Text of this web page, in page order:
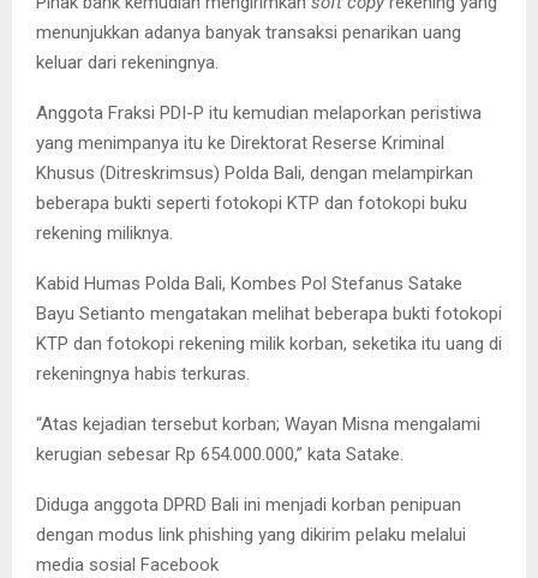
menunjukkan adanya banyak transaksi penarikan uang
keluar dari rekeningnya.
Anggota Fraksi PDI-P itu kemudian melaporkan peristiwa
yang menimpanya itu ke Direktorat Reserse Kriminal
Khusus (Ditreskrimsus) Polda Bali, dengan melampirkan
beberapa bukti seperti fotokopi KTP dan fotokopi buku
rekening miliknya.
Kabid Humas Polda Bali, Kombes Pol Stefanus Satake
Bayu Setianto mengatakan melihat beberapa bukti fotokopi
KTP dan fotokopi rekening milik korban, seketika itu uang di
rekeningnya habis terkuras.
“Atas kejadian tersebut korban; Wayan Misna mengalami
kerugian sebesar Rp 654.000.000,” kata Satake.
Diduga anggota DPRD Bali ini menjadi korban penipuan
dengan modus link phishing yang dikirim pelaku melalui
media sosial Facebook